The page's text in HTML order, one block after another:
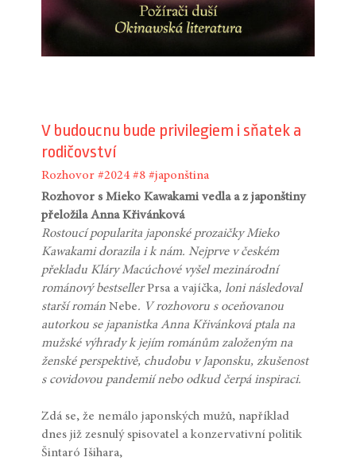
V budoucnu bude privilegiem i sňatek a
rodičovství
Rozhovor #2024 #8 #japonština
Rozhovor s Mieko Kawakami vedla a z japonštiny
přeložila Anna Křivánková
Rostoucí popularita japonské prozaičky Mieko
Kawakami dorazila i k nám. Nejprve v českém
překladu Kláry Macúchové vyšel mezinárodní
románový bestsellerPrsa a vajíčka, loni následoval
starší románNebe. V rozhovoru s oceňovanou
autorkou se japanistka Anna Křivánková ptala na
mužské výhrady k jejím románům založeným na
ženské perspektivě, chudobu v Japonsku, zkušenost
s covidovou pandemií nebo odkud čerpá inspiraci.
Zdá se, že nemálo japonských mužů, například
dnes již zesnulý spisovatel a konzervativní politik
Šintaró Išihara,